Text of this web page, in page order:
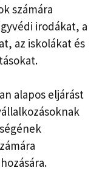
számára
irodákat, a
az iskolákat és
alapos eljárást